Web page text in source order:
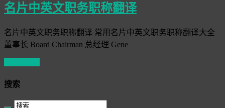
名片中英文职务职称翻译
名片中英文职务职称翻译 常用名片中英文职务职称翻译大全
董事长 Board Chairman 总经理 Gene
搜索